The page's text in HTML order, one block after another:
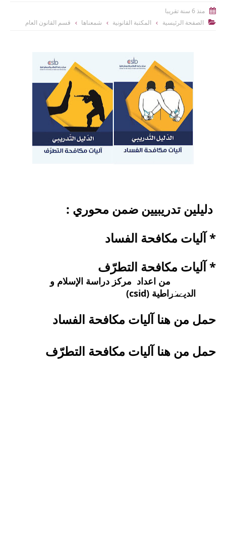
 منذ 6 سنة تقريبا
 الصفحة الرئيسية المكتبة القانونية شمعناها قسم القانون العام
دليلين تدريبيين ضمن محوري :
* آليات مكافحة الفساد
* آليات مكافحة التطرّف
الديمقراطية (csid)
حمل من هنا آليات مكافحة الفساد
حمل من هنا آليات مكافحة التطرّف